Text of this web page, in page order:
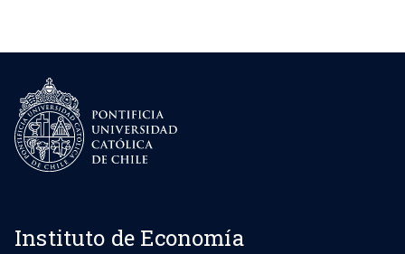
Instituto de Economía